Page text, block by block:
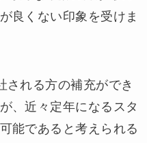
良くない印象を受けま
される方の補充ができ
、近々定年になるスタ
能であると考えられる